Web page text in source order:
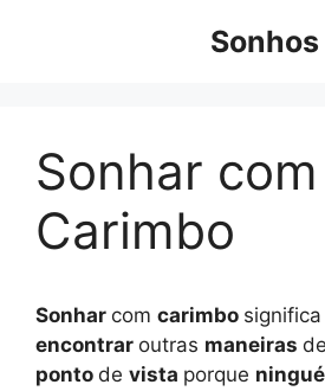
Sonhos
Sonhar com
Carimbo
Sonhar com carimbo
encontrar outras maneiras
ponto de vista porque